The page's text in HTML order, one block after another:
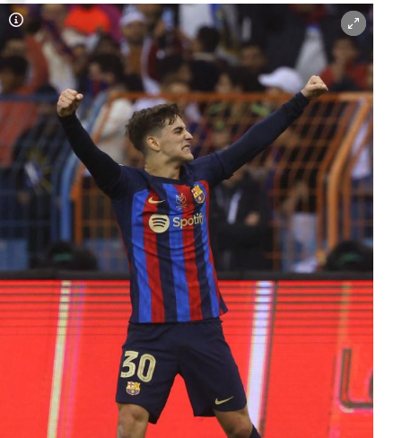
Copyright-Hinweis öffnen/schließen